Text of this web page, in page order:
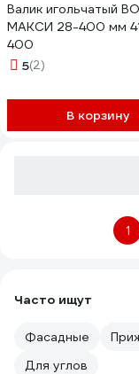
Валик игольчатый
МАКСИ 28-400 мм
400
5(2)
В корзину
1
Часто ищут
Фасадные
Для углов